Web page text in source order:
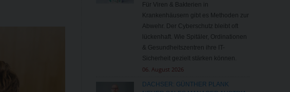
Für Viren & Bakterien in
Krankenhäusern gibt es Methoden zur
Abwehr. Der Cyberschutz bleibt oft
lückenhaft. Wie Spitäler, Ordinationen
& Gesundheitszentren ihre IT-
Sicherheit gezielt stärken können.
06. August 2026
DACHSER: GÜNTHER PLANK